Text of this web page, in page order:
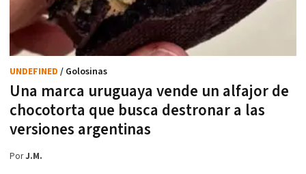
Una marca uruguaya vende un alfajor de
chocotorta que busca destronar a las
versiones argentinas
UNDEFINED / Golosinas
PorJ.M.